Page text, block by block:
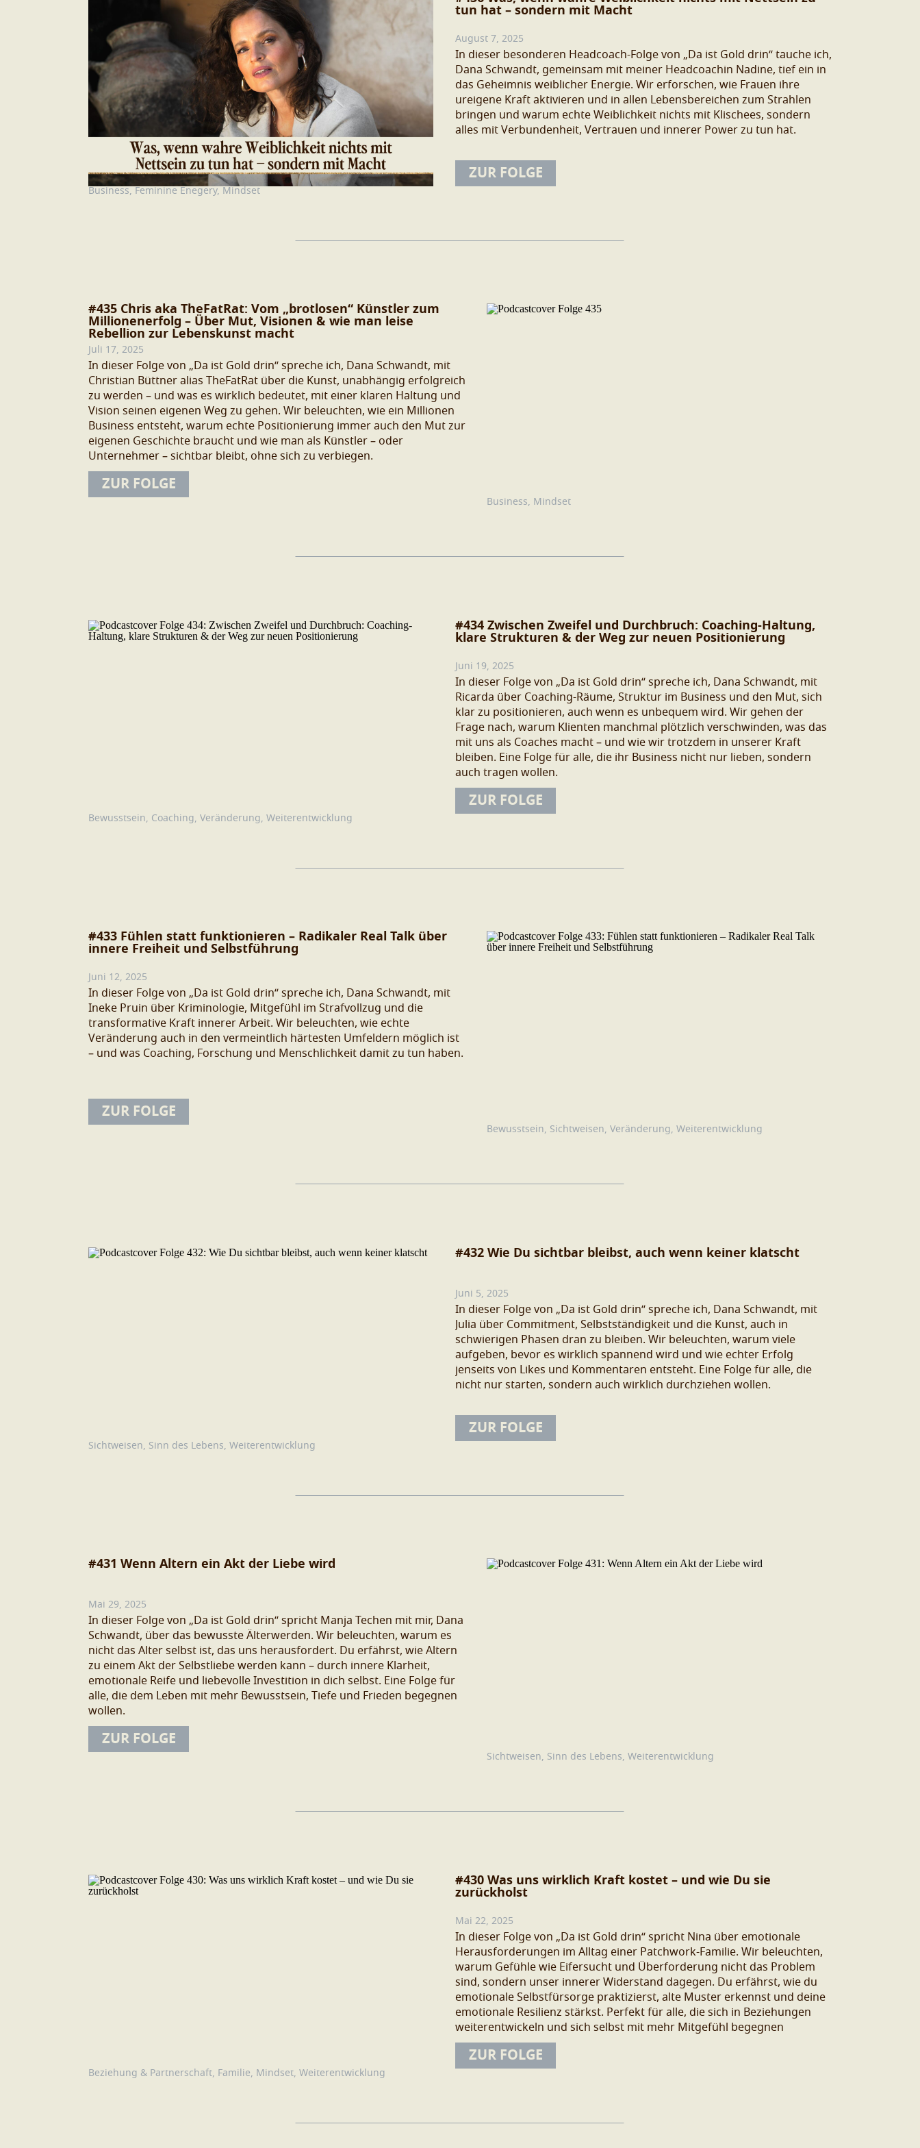
tun hat – sondern mit Macht
August 7, 2025
In dieser besonderen Headcoach-Folge von „Da ist Gold drin“ tauche ich,
Dana Schwandt, gemeinsam mit meiner Headcoachin Nadine, tief ein in
das Geheimnis weiblicher Energie. Wir erforschen, wie Frauen ihre
ureigene Kraft aktivieren und in allen Lebensbereichen zum Strahlen
bringen und warum echte Weiblichkeit nichts mit Klischees, sondern
alles mit Verbundenheit, Vertrauen und innerer Power zu tun hat.
ZUR FOLGE
Business, Feminine Enegery, Mindset
#435 Chris aka TheFatRat: Vom „brotlosen“ Künstler zum
Millionenerfolg – Über Mut, Visionen & wie man leise
Rebellion zur Lebenskunst macht
Juli 17, 2025
In dieser Folge von „Da ist Gold drin“ spreche ich, Dana Schwandt, mit
Christian Büttner alias TheFatRat über die Kunst, unabhängig erfolgreich
zu werden – und was es wirklich bedeutet, mit einer klaren Haltung und
Vision seinen eigenen Weg zu gehen. Wir beleuchten, wie ein Millionen
Business entsteht, warum echte Positionierung immer auch den Mut zur
eigenen Geschichte braucht und wie man als Künstler – oder
Unternehmer – sichtbar bleibt, ohne sich zu verbiegen.
ZUR FOLGE
Business, Mindset
#434 Zwischen Zweifel und Durchbruch: Coaching-Haltung,
klare Strukturen & der Weg zur neuen Positionierung
Juni 19, 2025
In dieser Folge von „Da ist Gold drin“ spreche ich, Dana Schwandt, mit
Ricarda über Coaching-Räume, Struktur im Business und den Mut, sich
klar zu positionieren, auch wenn es unbequem wird. Wir gehen der
Frage nach, warum Klienten manchmal plötzlich verschwinden, was das
mit uns als Coaches macht – und wie wir trotzdem in unserer Kraft
bleiben. Eine Folge für alle, die ihr Business nicht nur lieben, sondern
auch tragen wollen.
ZUR FOLGE
Bewusstsein, Coaching, Veränderung, Weiterentwicklung
#433 Fühlen statt funktionieren – Radikaler Real Talk über
innere Freiheit und Selbstführung
Juni 12, 2025
In dieser Folge von „Da ist Gold drin“ spreche ich, Dana Schwandt, mit
Ineke Pruin über Kriminologie, Mitgefühl im Strafvollzug und die
transformative Kraft innerer Arbeit. Wir beleuchten, wie echte
Veränderung auch in den vermeintlich härtesten Umfeldern möglich ist
– und was Coaching, Forschung und Menschlichkeit damit zu tun haben.
ZUR FOLGE
Bewusstsein, Sichtweisen, Veränderung, Weiterentwicklung
#432 Wie Du sichtbar bleibst, auch wenn keiner klatscht
Juni 5, 2025
In dieser Folge von „Da ist Gold drin“ spreche ich, Dana Schwandt, mit
Julia über Commitment, Selbstständigkeit und die Kunst, auch in
schwierigen Phasen dran zu bleiben. Wir beleuchten, warum viele
aufgeben, bevor es wirklich spannend wird und wie echter Erfolg
jenseits von Likes und Kommentaren entsteht. Eine Folge für alle, die
nicht nur starten, sondern auch wirklich durchziehen wollen.
ZUR FOLGE
Sichtweisen, Sinn des Lebens, Weiterentwicklung
#431 Wenn Altern ein Akt der Liebe wird
Mai 29, 2025
In dieser Folge von „Da ist Gold drin“ spricht Manja Techen mit mir, Dana
Schwandt, über das bewusste Älterwerden. Wir beleuchten, warum es
nicht das Alter selbst ist, das uns herausfordert. Du erfährst, wie Altern
zu einem Akt der Selbstliebe werden kann – durch innere Klarheit,
emotionale Reife und liebevolle Investition in dich selbst. Eine Folge für
alle, die dem Leben mit mehr Bewusstsein, Tiefe und Frieden begegnen
wollen.
ZUR FOLGE
Sichtweisen, Sinn des Lebens, Weiterentwicklung
#430 Was uns wirklich Kraft kostet – und wie Du sie
zurückholst
Mai 22, 2025
In dieser Folge von „Da ist Gold drin“ spricht Nina über emotionale
Herausforderungen im Alltag einer Patchwork-Familie. Wir beleuchten,
warum Gefühle wie Eifersucht und Überforderung nicht das Problem
sind, sondern unser innerer Widerstand dagegen. Du erfährst, wie du
emotionale Selbstfürsorge praktizierst, alte Muster erkennst und deine
emotionale Resilienz stärkst. Perfekt für alle, die sich in Beziehungen
weiterentwickeln und sich selbst mit mehr Mitgefühl begegnen
möchten.
ZUR FOLGE
Beziehung & Partnerschaft, Familie, Mindset, Weiterentwicklung